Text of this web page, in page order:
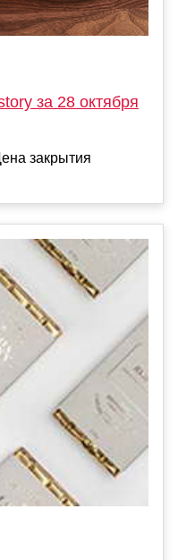
за 28 октября
закрытия